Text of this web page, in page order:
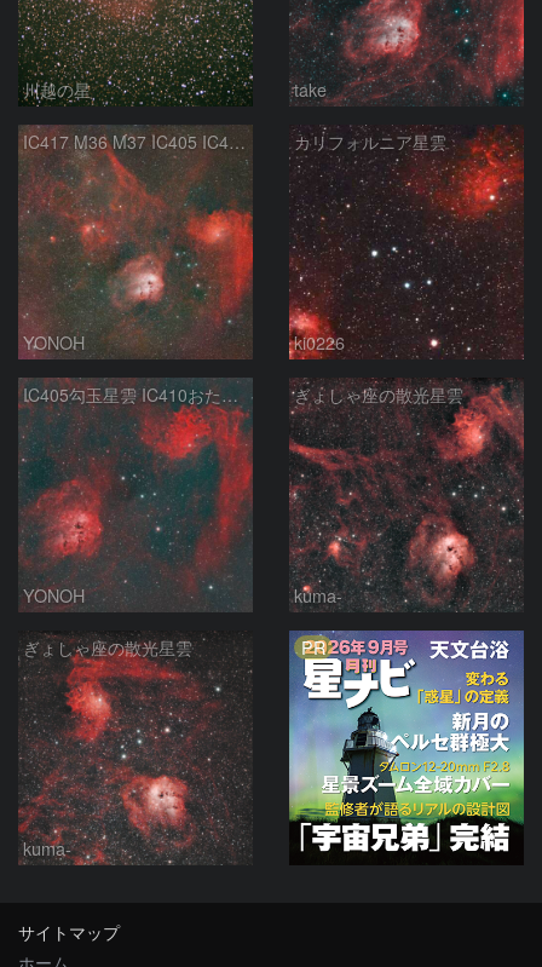
川越の星 take
IC417 M36 M37 IC405 IC410 ぎょしゃ座付近
YONOH
カリフォルニア星雲
ki0226
IC405勾玉星雲 IC410おたまじゃくし星雲
YONOH
ぎょしゃ座の散光星雲
kuma-
ぎょしゃ座の散光星雲
kuma-
PR
サイトマップ